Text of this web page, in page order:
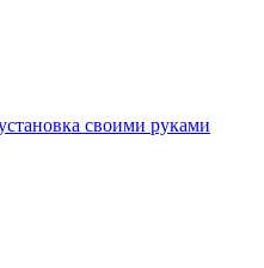
своими руками